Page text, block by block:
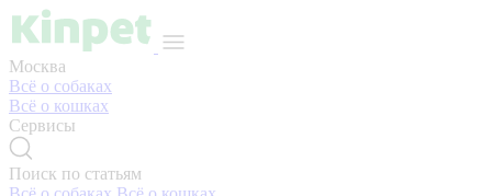
Москва
Всё о собаках
Всё о кошках
Сервисы
Поиск по статьям